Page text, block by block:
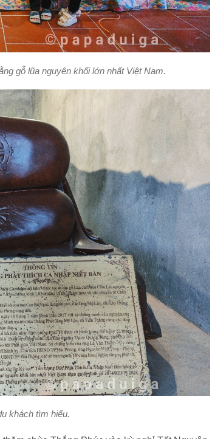
gỗ lũa nguyên khối lớn nhất Việt Nam.
khách tìm hiểu.